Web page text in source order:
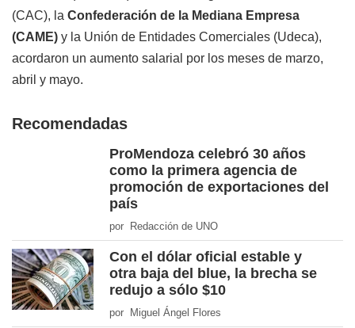
(CAC), la Confederación de la Mediana Empresa
(CAME) y la Unión de Entidades Comerciales (Udeca),
acordaron un aumento salarial por los meses de marzo,
abril y mayo.
Recomendadas
ProMendoza celebró 30 años
como la primera agencia de
promoción de exportaciones del
país
por Redacción de UNO
Con el dólar oficial estable y
otra baja del blue, la brecha se
redujo a sólo $10
por Miguel Ángel Flores